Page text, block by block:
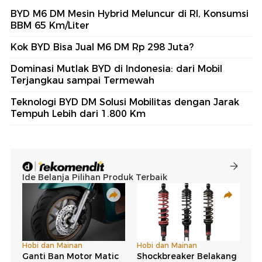
BYD M6 DM Mesin Hybrid Meluncur di RI, Konsumsi
BBM 65 Km/Liter
Kok BYD Bisa Jual M6 DM Rp 298 Juta?
Dominasi Mutlak BYD di Indonesia: dari Mobil
Terjangkau sampai Termewah
Teknologi BYD DM Solusi Mobilitas dengan Jarak
Tempuh Lebih dari 1.800 Km